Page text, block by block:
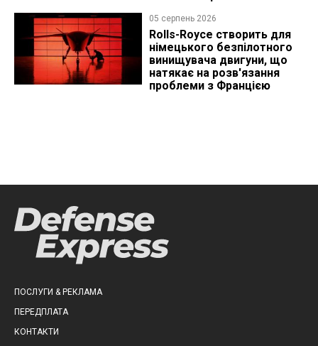
05 серпень 2026
Rolls-Royce створить для
німецького безпілотного
винищувача двигуни, що
натякає на розв'язання
проблеми з Францією
ПОСЛУГИ & РЕКЛАМА
ПЕРЕДПЛАТА
КОНТАКТИ